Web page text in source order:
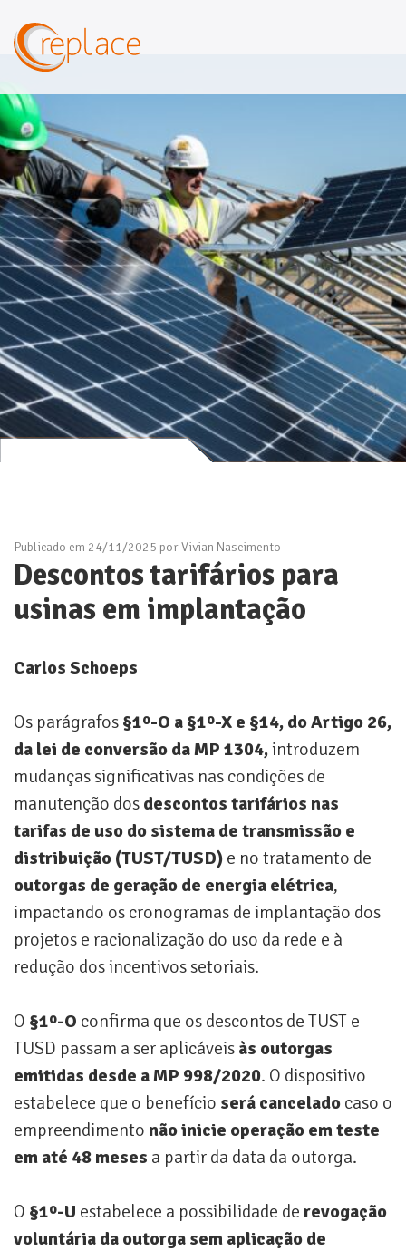
Publicado em 24/11/2025 por Vivian Nascimento
Descontos tarifários para
usinas em implantação
Carlos Schoeps
Os parágrafos §1º-O a §1º-X e §14, do Artigo 26,
da lei de conversão da MP 1304,introduzem
mudanças significativas nas condições de
manutenção dos descontos tarifários nas
tarifas de uso do sistema de transmissão e
distribuição (TUST/TUSD) e no tratamento de
outorgas de geração de energia elétrica,
impactando os cronogramas de implantação dos
projetos e racionalização do uso da rede e à
redução dos incentivos setoriais.
O §1º-O confirma que os descontos de TUST e
TUSD passam a ser aplicáveis às outorgas
emitidas desde a MP 998/2020. O dispositivo
estabelece que o benefício será cancelado caso o
empreendimento não inicie operação em teste
em até 48 meses a partir da data da outorga.
O §1º-U estabelece a possibilidade de revogação
voluntária da outorga sem aplicação de